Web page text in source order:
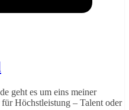
geht es um eins meiner
Höchstleistung – Talent oder